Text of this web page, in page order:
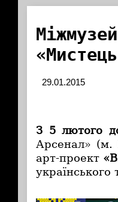
29.01.2015
З 5 лютого
Арсенал» (м.
арт-проект
українського